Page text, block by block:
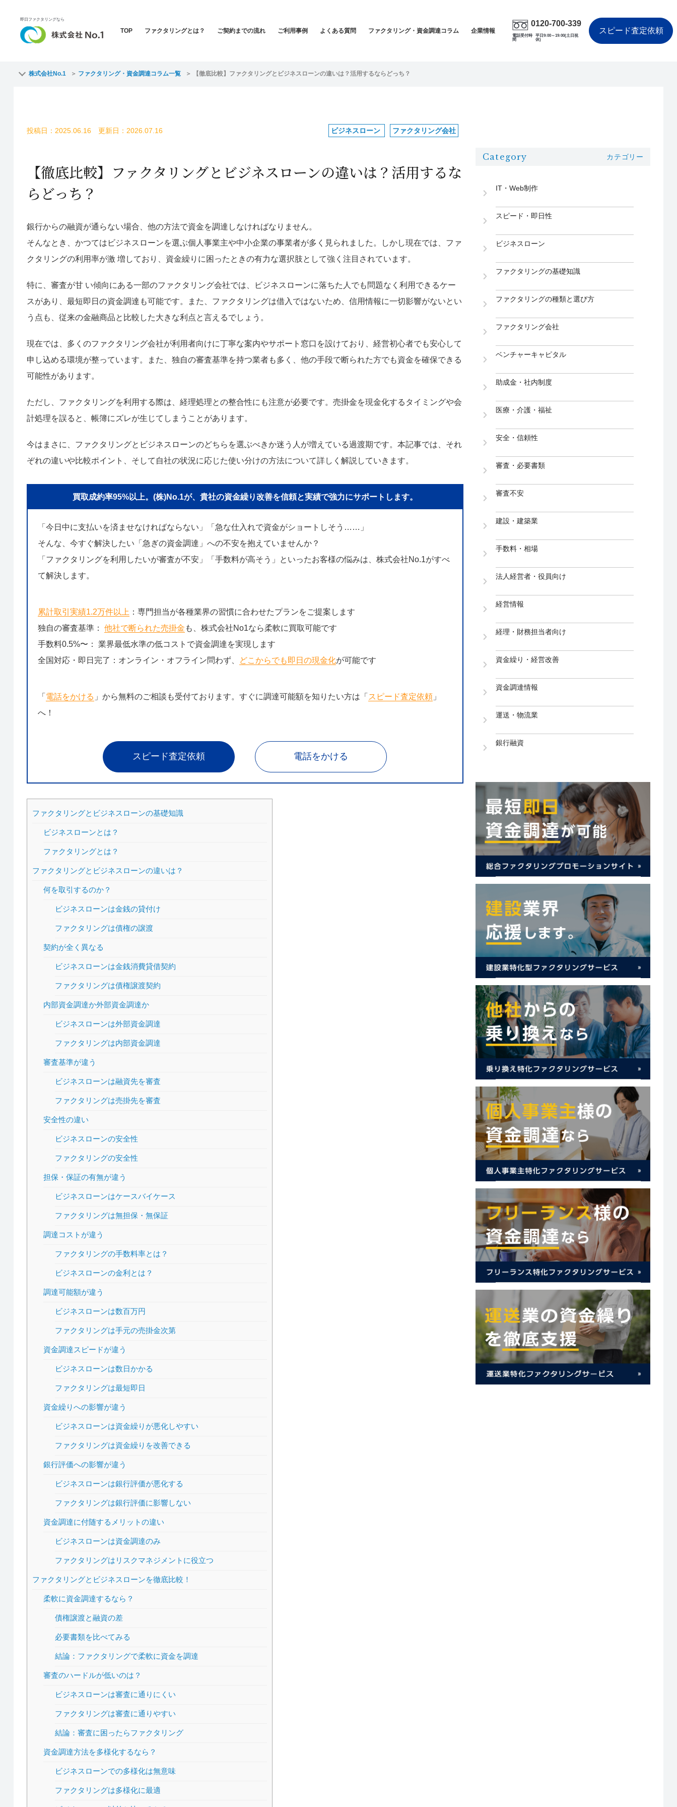
即日ファクタリングなら
TOP ファクタリングとは？ ご契約までの流れ ご利用事例 よくある質問 ファクタリング・資金調達コラム 企業情報
0120-700-339
電話受付時
間
平日9:00～19:00(土日祝
休)
スピード査定依頼
株式会社No.1 ファクタリング・資金調達コラム一覧 【徹底比較】ファクタリングとビジネスローンの違いは？活用するならどっち？
投稿日：2025.06.16 更新日：2026.07.16 ビジネスローン ファクタリング会社
【徹底比較】ファクタリングとビジネスローンの違いは？活用するな
らどっち？
銀行からの融資が通らない場合、他の方法で資金を調達しなければなりません。
そんなとき、かつてはビジネスローンを選ぶ個人事業主や中小企業の事業者が多く見られました。しかし現在では、ファ
クタリングの利用率が激 増しており、資金繰りに困ったときの有力な選択肢として強く注目されています。
特に、審査が甘 い傾向にある一部のファクタリング会社では、ビジネスローンに落ちた人でも問題なく利用できるケー
スがあり、最短即日の資金調達も可能です。また、ファクタリングは借入ではないため、信用情報に一切影響がないとい
う点も、従来の金融商品と比較した大きな利点と言えるでしょう。
現在では、多くのファクタリング会社が利用者向けに丁寧な案内やサポート窓口を設けており、経営初心者でも安心して
申し込める環境が整っています。また、独自の審査基準を持つ業者も多く、他の手段で断られた方でも資金を確保できる
可能性があります。
ただし、ファクタリングを利用する際は、経理処理との整合性にも注意が必要です。売掛金を現金化するタイミングや会
計処理を誤ると、帳簿にズレが生じてしまうことがあります。
今はまさに、ファクタリングとビジネスローンのどちらを選ぶべきか迷う人が増えている過渡期です。本記事では、それ
ぞれの違いや比較ポイント、そして自社の状況に応じた使い分けの方法について詳しく解説していきます。
買取成約率95%以上。(株)No.1が、貴社の資金繰り改善を信頼と実績で強力にサポートします。
「今日中に支払いを済ませなければならない」「急な仕入れで資金がショートしそう……」
そんな、今すぐ解決したい「急ぎの資金調達」への不安を抱えていませんか？
「ファクタリングを利用したいが審査が不安」「手数料が高そう」といったお客様の悩みは、株式会社No.1がすべ
て解決します。
累計取引実績1.2万件以上 ：専門担当が各種業界の習慣に合わせたプランをご提案します
独自の審査基準： 他社で断られた売掛金 も、株式会社No1なら柔軟に買取可能です
手数料0.5%〜： 業界最低水準の低コストで資金調達を実現します
全国対応・即日完了：オンライン・オフライン問わず、
どこからでも即日の現金化が可能です
「 電話をかける 」から無料のご相談も受付ております。すぐに調達可能額を知りたい方は「 スピード査定依頼」
へ！
スピード査定依頼 電話をかける
ファクタリングとビジネスローンの基礎知識
ビジネスローンとは？
ファクタリングとは？
ファクタリングとビジネスローンの違いは？
何を取引するのか？
ビジネスローンは金銭の貸付け
ファクタリングは債権の譲渡
契約が全く異なる
ビジネスローンは金銭消費貸借契約
ファクタリングは債権譲渡契約
内部資金調達か外部資金調達か
ビジネスローンは外部資金調達
ファクタリングは内部資金調達
審査基準が違う
ビジネスローンは融資先を審査
ファクタリングは売掛先を審査
安全性の違い
ビジネスローンの安全性
ファクタリングの安全性
担保・保証の有無が違う
ビジネスローンはケースバイケース
ファクタリングは無担保・無保証
調達コストが違う
ファクタリングの手数料率とは？
ビジネスローンの金利とは？
調達可能額が違う
ビジネスローンは数百万円
ファクタリングは手元の売掛金次第
資金調達スピードが違う
ビジネスローンは数日かかる
ファクタリングは最短即日
資金繰りへの影響が違う
ビジネスローンは資金繰りが悪化しやすい
ファクタリングは資金繰りを改善できる
銀行評価への影響が違う
ビジネスローンは銀行評価が悪化する
ファクタリングは銀行評価に影響しない
資金調達に付随するメリットの違い
ビジネスローンは資金調達のみ
ファクタリングはリスクマネジメントに役立つ
ファクタリングとビジネスローンを徹底比較！
柔軟に資金調達するなら？
債権譲渡と融資の差
必要書類を比べてみる
結論：ファクタリングで柔軟に資金を調達
審査のハードルが低いのは？
ビジネスローンは審査に通りにくい
ファクタリングは審査に通りやすい
結論：審査に困ったらファクタリング
資金調達方法を多様化するなら？
ビジネスローンでの多様化は無意味
ファクタリングは多様化に最適
Category カテゴリー
IT・Web制作
スピード・即日性
ビジネスローン
ファクタリングの基礎知識
ファクタリングの種類と選び方
ファクタリング会社
ベンチャーキャピタル
助成金・社内制度
医療・介護・福祉
安全・信頼性
審査・必要書類
審査不安
建設・建築業
手数料・相場
法人経営者・役員向け
経営情報
経理・財務担当者向け
資金繰り・経営改善
資金調達情報
運送・物流業
銀行融資